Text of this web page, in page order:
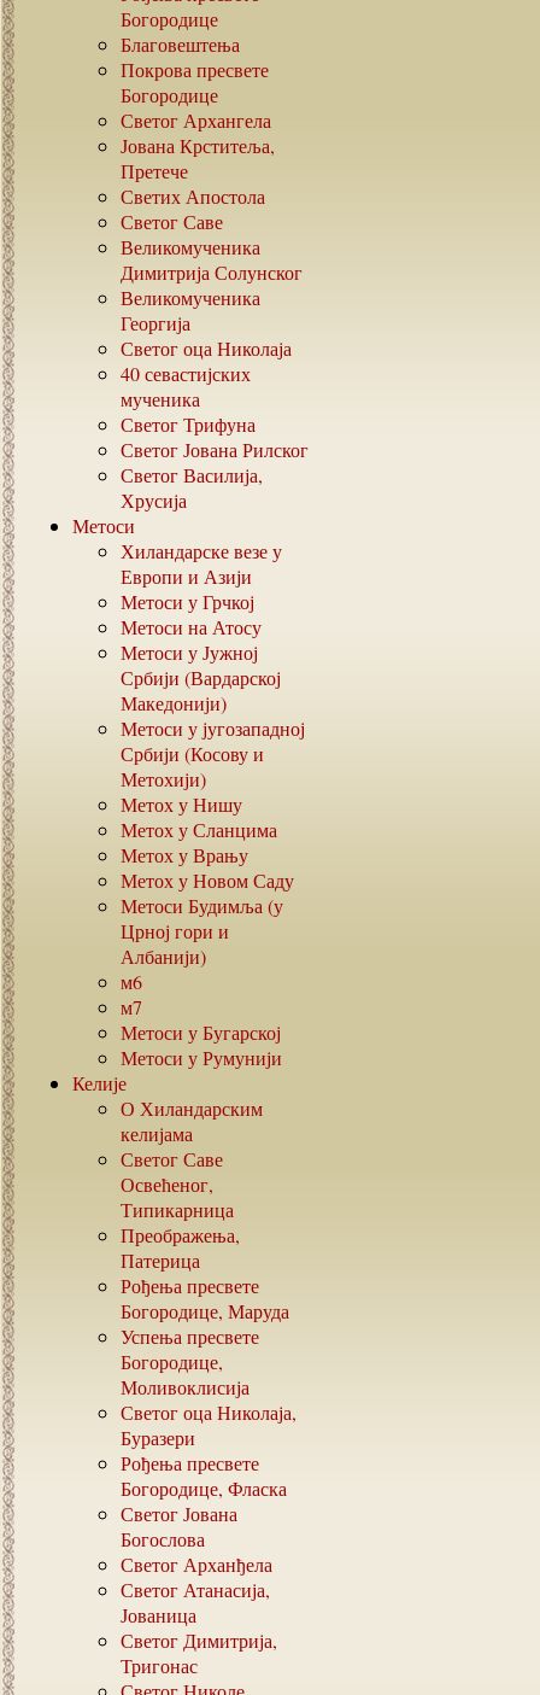
Богородице
Благовештења
Покрова пресвете
Богородице
Светог Архангела
Јована Крститеља,
Претече
Светих Апостола
Светог Саве
Великомученика
Димитрија Солунског
Великомученика
Георгија
Светог оца Николаја
40севастијских
мученика
Светог Трифуна
Светог Јована Рилског
Светог Василија,
Хрусија
Метоси
Хиландарске везе у
Европи и Азији
Метоси у Грчкој
Метоси на Атосу
Метоси у Јужној
Србији (Вардарској
Македонији)
Метоси у југозападној
Србији (Косову и
Метохији)
Метох у Нишу
Метох у Сланцима
Метох у Врању
Метох у Новом Саду
Метоси Будимља (у
Црној гори и
Албанији)
м6
м7
Метоси у Бугарској
Метоси у Румунији
Келије
О Хиландарским
келијама
Светог Саве
Освећеног,
Типикарница
Преображења,
Патерица
Рођења пресвете
Богородице, Маруда
Успења пресвете
Богородице,
Моливоклисија
Светог оца Николаја,
Буразери
Рођења пресвете
Богородице, Фласка
Светог Јована
Богослова
Светог Арханђела
Светог Атанасија,
Јованица
Светог Димитрија,
Тригонас